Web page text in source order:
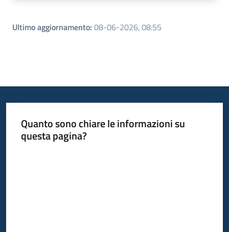
Ultimo aggiornamento: 08-06-2026, 08:55
Quanto sono chiare le informazioni su
questa pagina?